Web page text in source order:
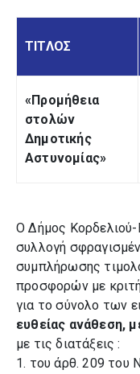
ΤΙΤΛΟΣ
«Προμήθεια
στολών
Δημοτικής
Αστυνομίας»
Ο Δήμος Κορδελιού-
συλλογή
συμπλήρωσης
προσφορών με
για το σύνολο των
ευθείας ανάθεση,
με τις διατάξεις :
1. του άρθ. 209 του